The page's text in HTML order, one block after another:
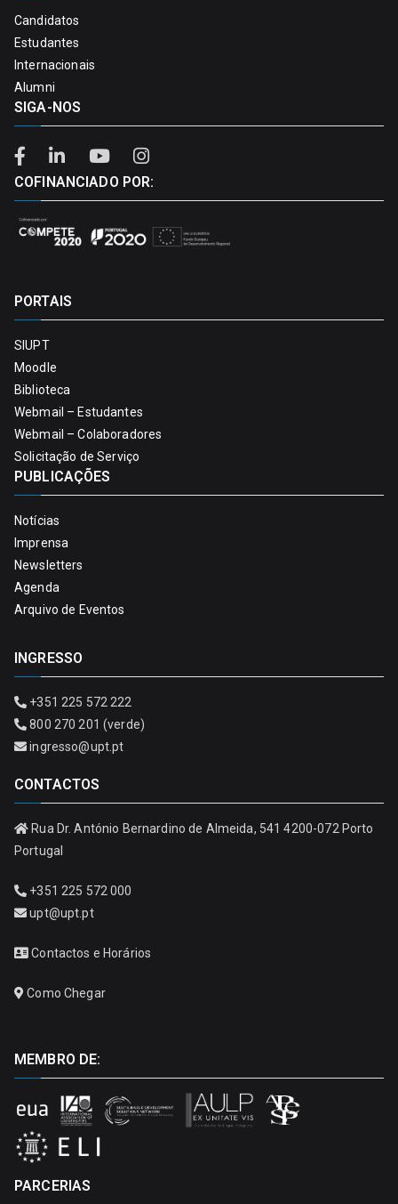
Candidatos
Estudantes
Internacionais
Alumni
SIGA-NOS
COFINANCIADO POR:
PORTAIS
SIUPT
Moodle
Biblioteca
Webmail – Estudantes
Webmail – Colaboradores
Solicitação de Serviço
PUBLICAÇÕES
Notícias
Imprensa
Newsletters
Agenda
Arquivo de Eventos
INGRESSO
+351 225 572 222
800 270 201 (verde)
ingresso@upt.pt
CONTACTOS
Rua Dr. António Bernardino de Almeida, 541 4200-072 Porto
Portugal
+351 225 572 000
upt@upt.pt
Contactos e Horários
Como Chegar
MEMBRO DE:
PARCERIAS